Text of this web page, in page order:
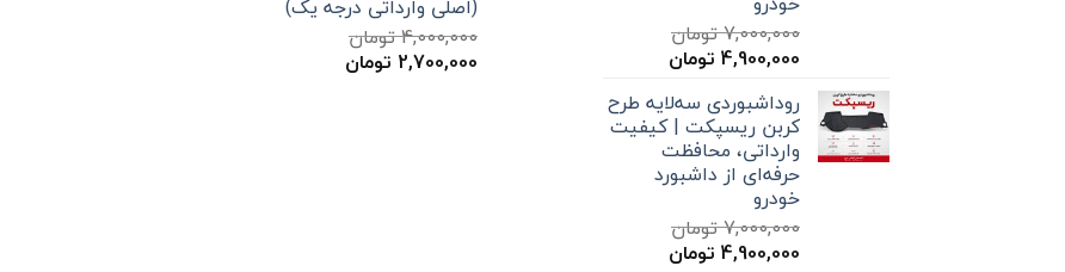
7,000,000تومان
قیمت
7,000,000 تومان
بود.
4,900,000 تومان
است.
روداشبوردی سه‌لایه طرح
کربن ریسپکت | کیفیت
وارداتی، محافظت
حرفه‌ای از داشبورد
خودرو
7,000,000تومان
قیمت
4,900,000 تومان
(اصلی وارداتی درجه یک)
4,000,000تومان
قیمت
2,700,000 تومان